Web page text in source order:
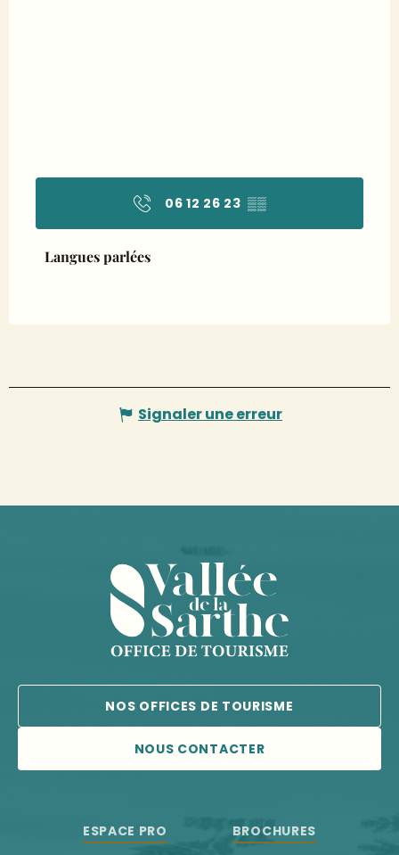
06 12 26 23▒▒
Langues parlées
Langues parlées
Signaler une erreur
NOS OFFICES DE TOURISME
NOUS CONTACTER
ESPACE PRO BROCHURES